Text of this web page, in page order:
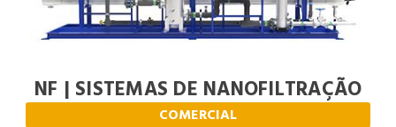
NF | SISTEMAS DE NANOFILTRAÇÃO
COMERCIAL